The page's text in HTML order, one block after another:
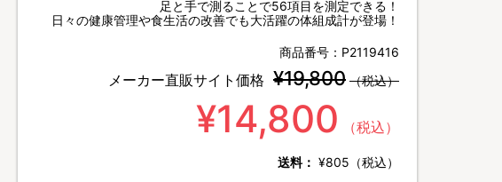
足と手で測ることで56項目を測定できる！
日々の健康管理や食生活の改善でも大活躍の体組成計が登場！
商品番号： P2119416
メーカー直販サイト価格 ¥19,800 （税込）
¥14,800 （税込）
送料： ¥805（税込）